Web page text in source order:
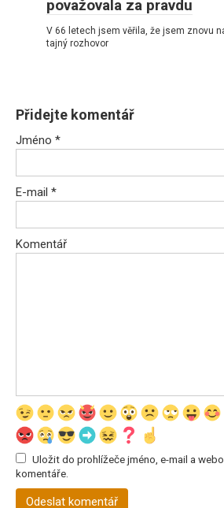
považovala za pravdu
V 66 letech jsem věřila, že jsem znovu
tajný rozhovor
Přidejte komentář
Jméno *
E-mail *
Komentář
Uložit do prohlížeče jméno, e-mail a
komentáře.